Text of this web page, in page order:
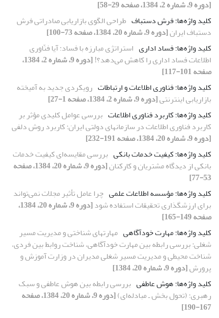
[دوره 9، شماره 2، 1384، صفحه 29-58]
کلید واژه‌ها: فرش دستباف طراحی الگوی بازاریابی صادراتی فرش
دستباف ایران[دوره 9، شماره 20، 1384، صفحه 73-100]
کلید واژه‌ها: فساد اداری استراتژی مبارزه با فساد: آیا فنّاوری
اطلاعات فساد اداری را کاهش می‌دهد؟!
[دوره 9، شماره 2، 1384،
صفحه 101-117]
کلید واژه‌ها: فناوری اطلاعات و ارتباطات رویکردی جدید به آمیخته
بازاریابی اینترنتی[دوره 9، شماره 2، 1384، صفحه 1-27]
کلید‌ واژه‌ها: کاربرد فناوری اطلاعات بررسی عوامل کلیدی مؤثر بر
کاربرد فناوری اطلاعات در سازمانهای دولتی ایران: کاربرد روش دلفی
[دوره 9، شماره 20، 1384، صفحه 191-232]
کلید واژه‌ها: کیفیت خدمات بانکی بررسی مقایسه‌ای کیفیت خدمات
بانکی از دیدگاه مشتریان و کارکنان
[دوره 9، شماره 20، 1384، صفحه
53-77]
کلید واژه‌ها: مؤسسه اطلاعات علمی چرا عامل تأثیر مجلات نمی‌تواند
برای ارزشگذاری تحقیقات استفاده شود
[دوره 9، شماره 20، 1384،
صفحه 149-165]
کلید واژه‌ها: مهارت خودآگاهی مهارتهای شناختی و مدیریت مسیر
شغلی: بررسی رابطه بین مهارت خودآگاهی، شناخت روابط بین فردی،
شناخت محیطی و مدیریت مسیر شغلی مدیران در وزارت آموزش و
پرورش[دوره 9، شماره 20، 1384]
کلید واژه‌ها: هوش عاطفی بررسی رابطه بین هوش عاطفی و سبک
رهبری: (تحول بخش‌ ـ مبادله‌ای)
[دوره 9، شماره 20، 1384، صفحه
167-190]